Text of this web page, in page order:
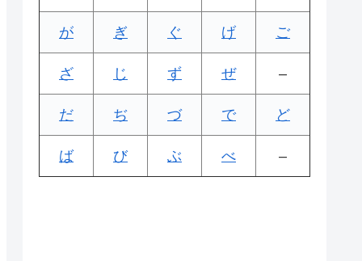
が ぎ ぐ げ ご
ざ じ ず ぜ –
だ ぢ づ で ど
ば び ぶ べ –